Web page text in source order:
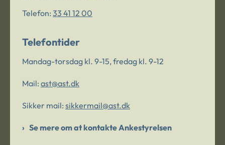
Telefon: 33 41 12 00
Telefontider
Mandag-torsdag kl. 9-15, fredag kl. 9-12
Mail: ast@ast.dk
Sikker mail: sikkermail@ast.dk
Se mere om at kontakte Ankestyrelsen